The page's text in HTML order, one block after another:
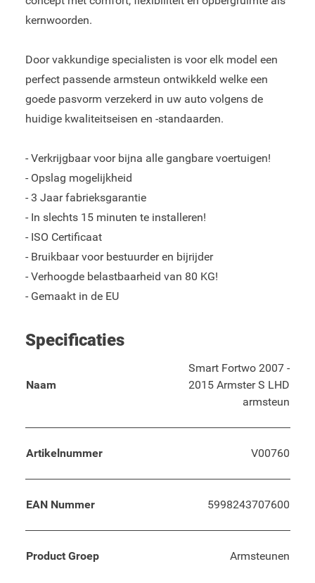
kernwoorden.
Door vakkundige specialisten is voor elk model een
perfect passende armsteun ontwikkeld welke een
goede pasvorm verzekerd in uw auto volgens de
huidige kwaliteitseisen en -standaarden.
- Verkrijgbaar voor bijna alle gangbare voertuigen!
- Opslag mogelijkheid
- 3 Jaar fabrieksgarantie
- In slechts 15 minuten te installeren!
- ISO Certificaat
- Bruikbaar voor bestuurder en bijrijder
- Verhoogde belastbaarheid van 80 KG!
- Gemaakt in de EU
Specificaties
Naam
Smart Fortwo 2007 -
2015 Armster S LHD
armsteun
Artikelnummer V00760
EAN Nummer 5998243707600
Product Groep Armsteunen